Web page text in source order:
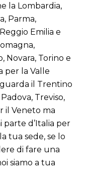
la Lombardia,
Parma,
Emilia e
Novara, Torino e
per la Valle
il Trentino
Treviso,
il Veneto ma
parte d’Italia per
tua sede, se lo
di fare una
siamo a tua